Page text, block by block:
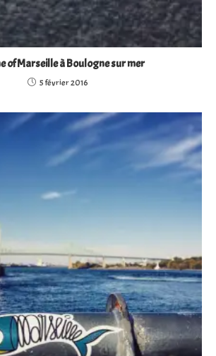
of Marseille à Boulogne sur mer
5 février 2016